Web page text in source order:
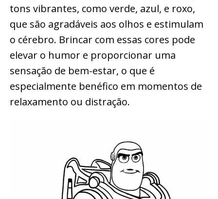
tons vibrantes, como verde, azul, e roxo,
que são agradáveis aos olhos e estimulam
o cérebro. Brincar com essas cores pode
elevar o humor e proporcionar uma
sensação de bem-estar, o que é
especialmente benéfico em momentos de
relaxamento ou distração.